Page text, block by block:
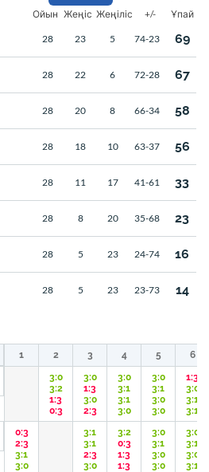
Ойын Жеңіс Жеңіліс +/- Ұпай
28 23 5 74-23 69
28 22 6 72-28 67
28 20 8 66-34 58
28 18 10 63-37 56
28 11 17 41-61 33
28 8 20 35-68 23
28 5 23 24-74 16
28 5 23 23-73 14
1 2 3 4 5 6
3:0
3:2
1:3
0:3
3:0
1:3
3:0
2:3
3:0
3:1
3:1
3:0
3:0
3:1
3:0
3:0
1:3
3:0
3:1
3:1
0:3
2:3
3:1
3:0
3:1
3:1
2:3
3:0
3:2
0:3
1:3
1:3
3:0
3:1
3:0
3:0
3:0
3:1
3:0
3:1